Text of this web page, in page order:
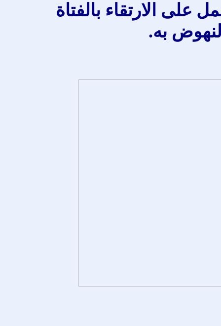
على الارتقاء بالفتاة
به.